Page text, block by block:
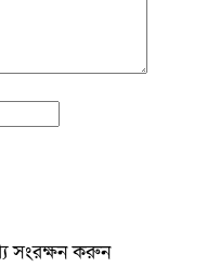
সংরক্ষন করুন